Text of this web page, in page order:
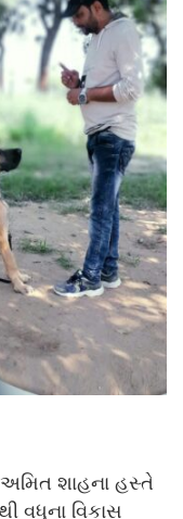
અમિત શાહના હસ્તે
વધુના વિકાસ